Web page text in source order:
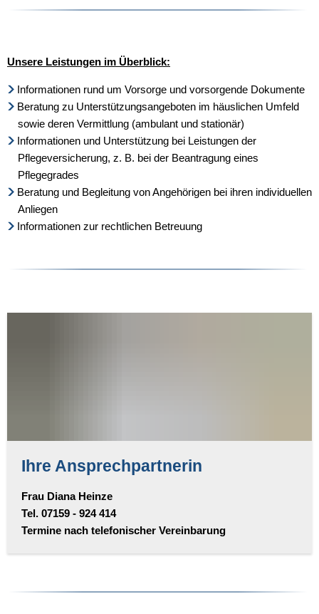
Unsere Leistungen im Überblick:
Informationen rund um Vorsorge und vorsorgende Dokumente
Beratung zu Unterstützungsangeboten im häuslichen Umfeld
sowie deren Vermittlung (ambulant und stationär)
Informationen und Unterstützung bei Leistungen der
Pflegeversicherung, z. B. bei der Beantragung eines
Pflegegrades
Beratung und Begleitung von Angehörigen bei ihren individuellen
Anliegen
Informationen zur rechtlichen Betreuung
Ihre Ansprechpartnerin
Frau Diana Heinze
Tel. 07159 - 924 414
Termine nach telefonischer Vereinbarung